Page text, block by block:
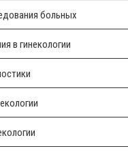
больных
в гинекологии